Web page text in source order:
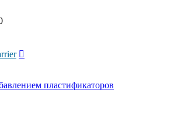
пластификаторов